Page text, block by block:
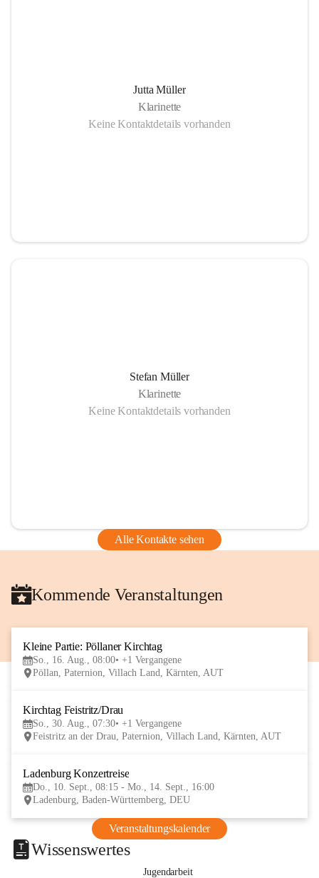
Jutta Müller
Klarinette
Keine Kontaktdetails vorhanden
Stefan Müller
Klarinette
Keine Kontaktdetails vorhanden
Alle Kontakte sehen
Kommende Veranstaltungen
Kleine Partie: Pöllaner Kirchtag
So., 16. Aug., 08:00 +1 Vergangene
Pöllan, Paternion, Villach Land, Kärnten, AUT
Kirchtag Feistritz/Drau
So., 30. Aug., 07:30 +1 Vergangene
Feistritz an der Drau, Paternion, Villach Land, Kärnten, AUT
Ladenburg Konzertreise
Do., 10. Sept., 08:15 - Mo., 14. Sept., 16:00
Ladenburg, Baden-Württemberg, DEU
Veranstaltungskalender
Wissenswertes
Jugendarbeit